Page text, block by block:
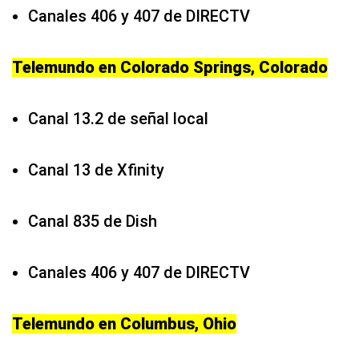
Canales 406 y 407 de DIRECTV
Telemundo en Colorado Springs, Colorado
Canal 13.2 de señal local
Canal 13 de Xfinity
Canal 835 de Dish
Canales 406 y 407 de DIRECTV
Telemundo en Columbus, Ohio